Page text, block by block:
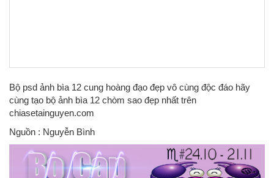
Bộ psd ảnh bìa 12 cung hoàng đạo đẹp vô cùng độc đáo hãy
cùng tạo bộ ảnh bìa 12 chòm sao đẹp nhất trên
chiasetainguyen.com
Nguồn : Nguyễn Bình